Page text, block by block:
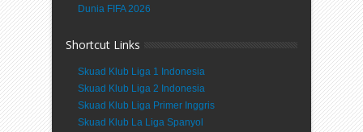
Dunia FIFA 2026
Shortcut Links
Skuad Klub Liga 1 Indonesia
Skuad Klub Liga 2 Indonesia
Skuad Klub Liga Primer Inggris
Skuad Klub La Liga Spanyol